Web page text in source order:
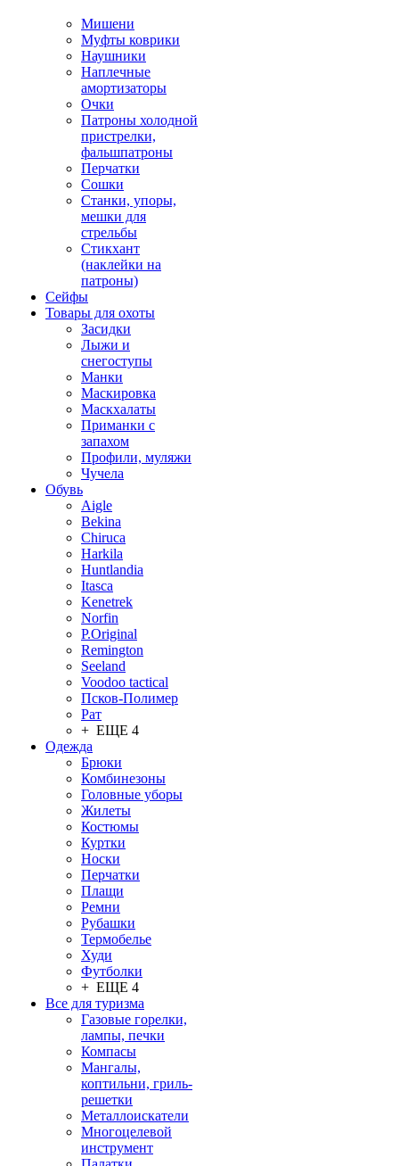
Мишени
Муфты коврики
Наушники
Наплечные
амортизаторы
Очки
Патроны холодной
пристрелки,
фальшпатроны
Перчатки
Сошки
Станки, упоры,
мешки для
стрельбы
Стикхант
(наклейки на
патроны)
Сейфы
Товары для охоты
Засидки
Лыжи и
снегоступы
Манки
Маскировка
Маскхалаты
Приманки с
запахом
Профили, муляжи
Чучела
Обувь
Aigle
Bekina
Chiruсa
Harkila
Huntlandia
Itasca
Kenetrek
Norfin
P.Original
Remington
Seeland
Voodoo tactical
Псков-Полимер
Рат
+ ЕЩЕ 4
Одежда
Брюки
Комбинезоны
Головные уборы
Жилеты
Костюмы
Куртки
Носки
Перчатки
Плащи
Ремни
Рубашки
Термобелье
Худи
Футболки
+ ЕЩЕ 4
Все для туризма
Газовые горелки,
лампы, печки
Компасы
Мангалы,
коптильни, гриль-
решетки
Металлоискатели
Многоцелевой
инструмент